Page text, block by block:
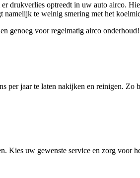
drukverlies optreedt in uw auto airco.
namelijk te weinig smering met het
genoeg voor regelmatig airco onderhoud!
per jaar te laten nakijken en reinigen. Zo
Kies uw gewenste service en zorg voor